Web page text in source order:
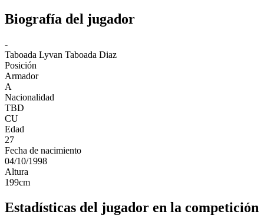
Biografía del jugador
-
Taboada Lyvan Taboada Diaz
Posición
Armador
A
Nacionalidad
TBD
CU
Edad
27
Fecha de nacimiento
04/10/1998
Altura
199cm
Estadísticas del jugador en la competición